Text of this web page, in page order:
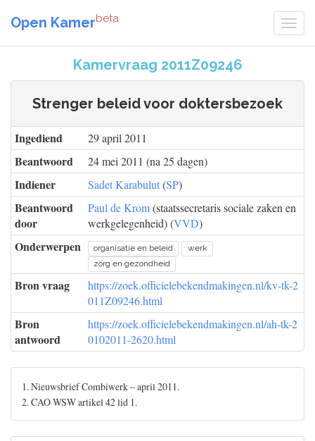
Open Kamerbeta
Kamervraag 2011Z09246
Strenger beleid voor doktersbezoek
Ingediend 29 april 2011
Beantwoord 24 mei 2011 (na 25 dagen)
Indiener Sadet Karabulut(SP)
Beantwoord
door
Paul de Krom(staatssecretaris sociale zaken en
werkgelegenheid) (VVD)
Onderwerpen organisatie en beleid
werk
zorg en gezondheid
Bron vraag
https://zoek.officielebekendmakingen.nl/kv-tk-2
011Z09246.html
Bron
antwoord
https://zoek.officielebekendmakingen.nl/ah-tk-2
0102011-2620.html
1. Nieuwsbrief Combiwerk – april 2011.
2. CAO WSW artikel 42 lid 1.